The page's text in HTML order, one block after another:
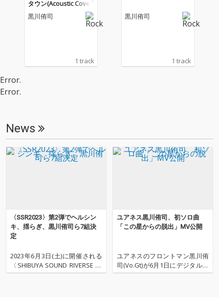
タウン(Acoustic Cover)
黒川侑司
1 track
黒川侑司
1 track
Error.
Error.
News
〈SSR2023〉第2弾でヘルシン
キ、揺らぎ、黒川侑司ら7組決
定
2023年6月3日(土)に開催される
〈SHIBUYA SOUND RIVERSE 20
23〉の出演アーティスト第2弾
ユアネス黒川侑司、初ソロ曲
「この星からの脱出」MV公開
ユアネスのフロントマン黒川侑
司(Vo.Gt)が6月1日にデジタルリ
リースした初のソロ作品「この